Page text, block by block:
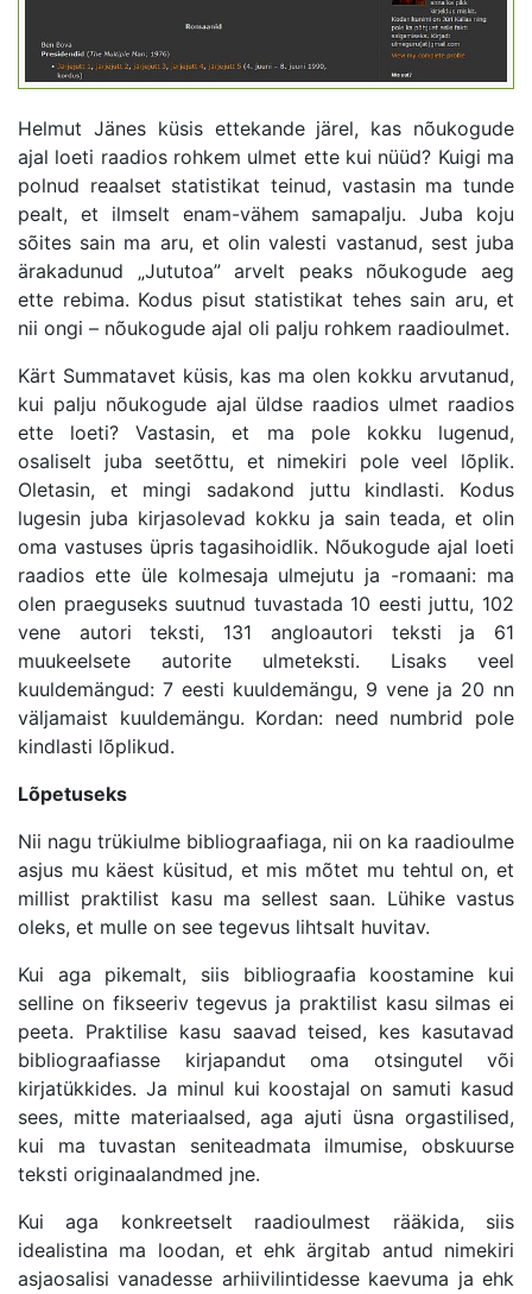
Helmut Jänes küsis ettekande järel, kas nõukogude
ajal loeti raadios rohkem ulmet ette kui nüüd? Kuigi ma
polnud reaalset statistikat teinud, vastasin ma tunde
pealt, et ilmselt enam-vähem samapalju. Juba koju
sõites sain ma aru, et olin valesti vastanud, sest juba
ärakadunud „Jututoa” arvelt peaks nõukogude aeg
ette rebima. Kodus pisut statistikat tehes sain aru, et
nii ongi – nõukogude ajal oli palju rohkem raadioulmet.
Kärt Summatavet küsis, kas ma olen kokku arvutanud,
kui palju nõukogude ajal üldse raadios ulmet raadios
ette loeti? Vastasin, et ma pole kokku lugenud,
osaliselt juba seetõttu, et nimekiri pole veel lõplik.
Oletasin, et mingi sadakond juttu kindlasti. Kodus
lugesin juba kirjasolevad kokku ja sain teada, et olin
oma vastuses üpris tagasihoidlik. Nõukogude ajal loeti
raadios ette üle kolmesaja ulmejutu ja -romaani: ma
olen praeguseks suutnud tuvastada 10 eesti juttu, 102
vene autori teksti, 131 angloautori teksti ja 61
muukeelsete autorite ulmeteksti. Lisaks veel
kuuldemängud: 7 eesti kuuldemängu, 9 vene ja 20 nn
väljamaist kuuldemängu. Kordan: need numbrid pole
kindlasti lõplikud.
Lõpetuseks
Nii nagu trükiulme bibliograafiaga, nii on ka raadioulme
asjus mu käest küsitud, et mis mõtet mu tehtul on, et
millist praktilist kasu ma sellest saan. Lühike vastus
oleks, et mulle on see tegevus lihtsalt huvitav.
Kui aga pikemalt, siis bibliograafia koostamine kui
selline on fikseeriv tegevus ja praktilist kasu silmas ei
peeta. Praktilise kasu saavad teised, kes kasutavad
bibliograafiasse kirjapandut oma otsingutel või
kirjatükkides. Ja minul kui koostajal on samuti kasud
sees, mitte materiaalsed, aga ajuti üsna orgastilised,
kui ma tuvastan seniteadmata ilmumise, obskuurse
teksti originaalandmed jne.
Kui aga konkreetselt raadioulmest rääkida, siis
idealistina ma loodan, et ehk ärgitab antud nimekiri
asjaosalisi vanadesse arhiivilintidesse kaevuma ja ehk